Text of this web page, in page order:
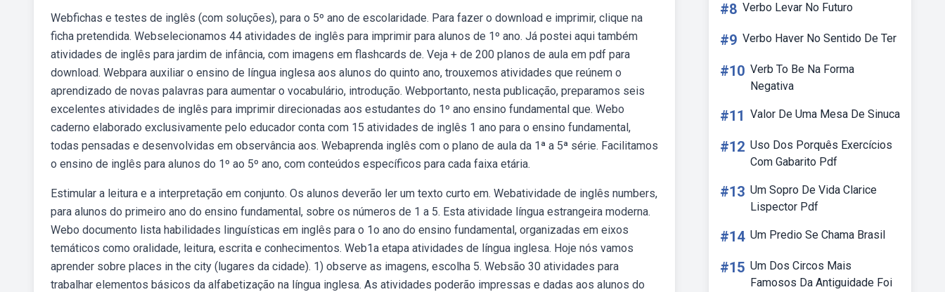
Webfichas e testes de inglês (com soluções), para o 5º ano de escolaridade. Para fazer o download e imprimir, clique na
ficha pretendida. Webselecionamos 44 atividades de inglês para imprimir para alunos de 1º ano. Já postei aqui também
atividades de inglês para jardim de infância, com imagens em flashcards de. Veja + de 200 planos de aula em pdf para
download. Webpara auxiliar o ensino de língua inglesa aos alunos do quinto ano, trouxemos atividades que reúnem o
aprendizado de novas palavras para aumentar o vocabulário, introdução. Webportanto, nesta publicação, preparamos seis
excelentes atividades de inglês para imprimir direcionadas aos estudantes do 1º ano ensino fundamental que. Webo
caderno elaborado exclusivamente pelo educador conta com 15 atividades de inglês 1 ano para o ensino fundamental,
todas pensadas e desenvolvidas em observância aos. Webaprenda inglês com o plano de aula da 1ª a 5ª série. Facilitamos
o ensino de inglês para alunos do 1º ao 5º ano, com conteúdos específicos para cada faixa etária.
Estimular a leitura e a interpretação em conjunto. Os alunos deverão ler um texto curto em. Webatividade de inglês numbers,
para alunos do primeiro ano do ensino fundamental, sobre os números de 1 a 5. Esta atividade língua estrangeira moderna.
Webo documento lista habilidades linguísticas em inglês para o 1o ano do ensino fundamental, organizadas em eixos
temáticos como oralidade, leitura, escrita e conhecimentos. Web1a etapa atividades de língua inglesa. Hoje nós vamos
aprender sobre places in the city (lugares da cidade). 1) observe as imagens, escolha 5. Websão 30 atividades para
trabalhar elementos básicos da alfabetização na língua inglesa. As atividades poderão impressas e dadas aos alunos do
#8 Verbo Levar No Futuro
#9 Verbo Haver No Sentido De Ter
#10 Verb To Be Na Forma
Negativa
#11 Valor De Uma Mesa De Sinuca
#12 Uso Dos Porquês Exercícios
Com Gabarito Pdf
#13 Um Sopro De Vida Clarice
Lispector Pdf
#14 Um Predio Se Chama Brasil
#15 Um Dos Circos Mais
Famosos Da Antiguidade Foi